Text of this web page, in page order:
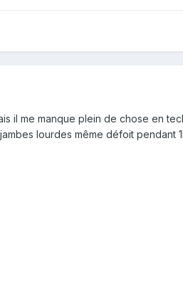
il me manque plein de chose en
lourdes même défoit pendant